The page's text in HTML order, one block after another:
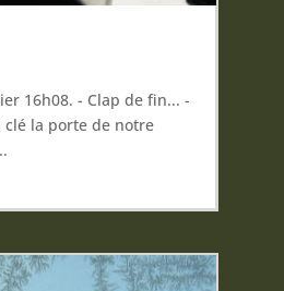
16h08. - Clap de fin... -
clé la porte de notre